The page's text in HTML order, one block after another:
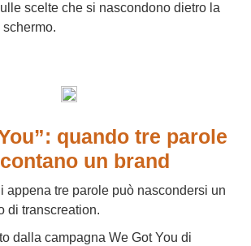
scelte che si nascondono dietro la
quando tre parole
un brand
appena tre parole può nascondersi un
di transcreation.
dalla campagna We Got You di